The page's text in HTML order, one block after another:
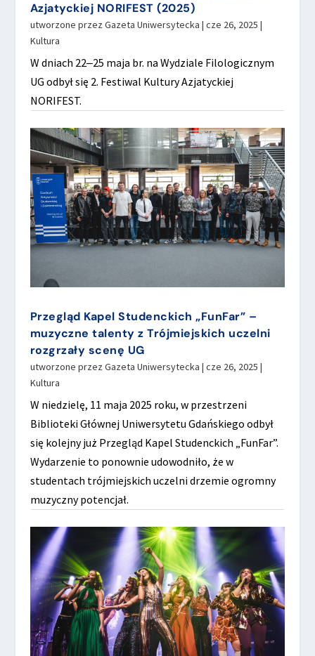
Azjatyckiej NORIFEST (2025)
utworzone przez Gazeta Uniwersytecka | cze 26, 2025 |
Kultura
W dniach 22‒25 maja br. na Wydziale Filologicznym
UG odbył się 2. Festiwal Kultury Azjatyckiej
NORIFEST.
Przegląd Kapel Studenckich „FunFar” –
muzyczne talenty z Trójmiejskich uczelni
rozgrzały scenę UG
utworzone przez Gazeta Uniwersytecka | cze 26, 2025 |
Kultura
W niedzielę, 11 maja 2025 roku, w przestrzeni
Biblioteki Głównej Uniwersytetu Gdańskiego odbył
się kolejny już Przegląd Kapel Studenckich „FunFar”.
Wydarzenie to ponownie udowodniło, że w
studentach trójmiejskich uczelni drzemie ogromny
muzyczny potencjał.